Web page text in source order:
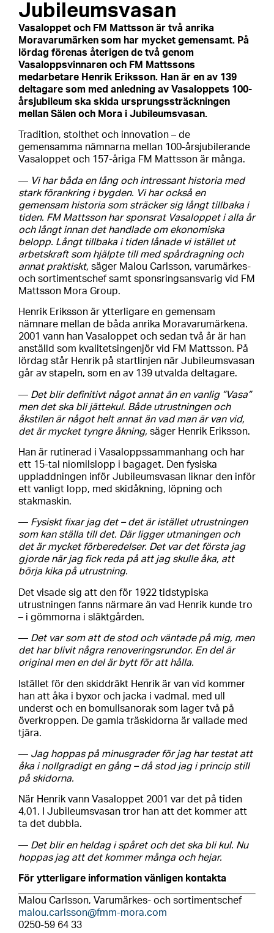
Jubileumsvasan
Vasaloppet och FM Mattsson är två anrika
Moravarumärken som har mycket gemensamt. På
lördag förenas återigen de två genom
Vasaloppsvinnaren och FM Mattssons
medarbetare Henrik Eriksson. Han är en av 139
deltagare som med anledning av Vasaloppets 100-
årsjubileum ska skida ursprungssträckningen
mellan Sälen och Mora i Jubileumsvasan.
Tradition, stolthet och innovation – de
gemensamma nämnarna mellan 100-årsjubilerande
Vasaloppet och 157-åriga FM Mattsson är många.
— Vi har båda en lång och intressant historia med
stark förankring i bygden. Vi har också en
gemensam historia som sträcker sig långt tillbaka i
tiden. FM Mattsson har sponsrat Vasaloppet i alla år
och långt innan det handlade om ekonomiska
belopp. Långt tillbaka i tiden lånade vi istället ut
arbetskraft som hjälpte till med spårdragning och
annat praktiskt, säger Malou Carlsson, varumärkes-
och sortimentschef samt sponsringsansvarig vid FM
Mattsson Mora Group.
Henrik Eriksson är ytterligare en gemensam
nämnare mellan de båda anrika Moravarumärkena.
2001 vann han Vasaloppet och sedan två år är han
anställd som kvalitetsingenjör vid FM Mattsson. På
lördag står Henrik på startlinjen när Jubileumsvasan
går av stapeln, som en av 139 utvalda deltagare.
— Det blir definitivt något annat än en vanlig ”Vasa”
men det ska bli jättekul. Både utrustningen och
åkstilen är något helt annat än vad man är van vid,
det är mycket tyngre åkning, säger Henrik Eriksson.
Han är rutinerad i Vasaloppssammanhang och har
ett 15-tal niomilslopp i bagaget. Den fysiska
uppladdningen inför Jubileumsvasan liknar den inför
ett vanligt lopp, med skidåkning, löpning och
stakmaskin.
— Fysiskt fixar jag det – det är istället utrustningen
som kan ställa till det. Där ligger utmaningen och
det är mycket förberedelser. Det var det första jag
gjorde när jag fick reda på att jag skulle åka, att
börja kika på utrustning.
Det visade sig att den för 1922 tidstypiska
utrustningen fanns närmare än vad Henrik kunde tro
– i gömmorna i släktgården.
— Det var som att de stod och väntade på mig, men
det har blivit några renoveringsrundor. En del är
original men en del är bytt för att hålla.
Istället för den skiddräkt Henrik är van vid kommer
han att åka i byxor och jacka i vadmal, med ull
underst och en bomullsanorak som lager två på
överkroppen. De gamla träskidorna är vallade med
tjära.
— Jag hoppas på minusgrader för jag har testat att
åka i nollgradigt en gång – då stod jag i princip still
på skidorna.
När Henrik vann Vasaloppet 2001 var det på tiden
4,01. I Jubileumsvasan tror han att det kommer att
ta det dubbla.
— Det blir en heldag i spåret och det ska bli kul. Nu
hoppas jag att det kommer många och hejar.
För ytterligare information vänligen kontakta
Malou Carlsson, Varumärkes- och sortimentschef
malou.carlsson@fmm-mora.com
0250-59 64 33